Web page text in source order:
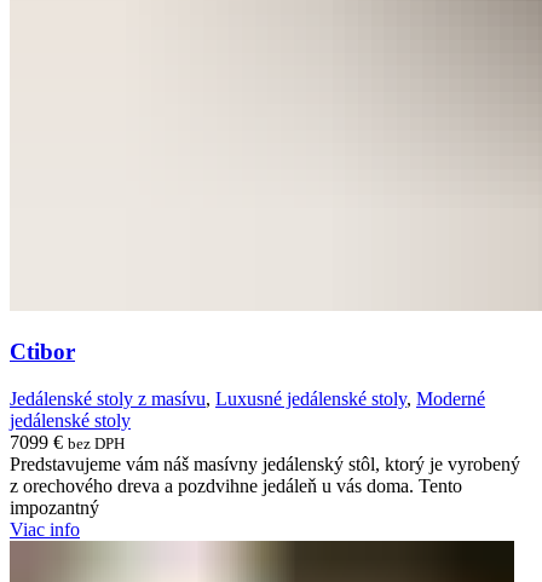
Ctibor
Jedálenské stoly z masívu, Luxusné jedálenské stoly, Moderné
jedálenské stoly
7099 € bez DPH
Predstavujeme vám náš masívny jedálenský stôl, ktorý je vyrobený
z orechového dreva a pozdvihne jedáleň u vás doma. Tento
impozantný
Viac info